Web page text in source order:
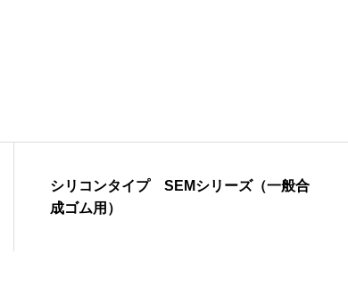
シリコンタイプ SEMシリーズ（一般合
成ゴム用）